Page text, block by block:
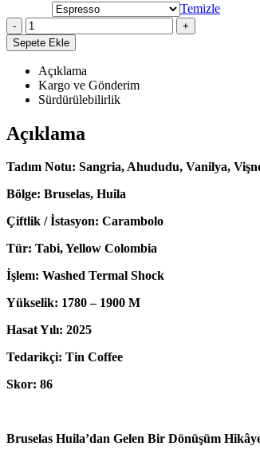
Temizle
-
+
Sepete Ekle
Açıklama
Kargo ve Gönderim
Sürdürülebilirlik
Açıklama
Tadım Notu: Sangria, Ahududu, Vanilya,
Bölge: Bruselas, Huila
Çiftlik / İstasyon: Carambolo
Tür: Tabi, Yellow Colombia
İşlem: Washed Termal Shock
Yükselik: 1780 – 1900 M
Hasat Yılı: 2025
Tedarikçi: Tin Coffee
Skor: 86
Bruselas Huila’dan Gelen Bir Dönüşüm